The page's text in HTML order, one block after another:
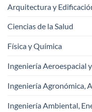
Arquitectura y
Ciencias de la Salud
Física y Química
Ingeniería Aeroespacial
Ingeniería Agronómica,
Ingeniería Ambiental,